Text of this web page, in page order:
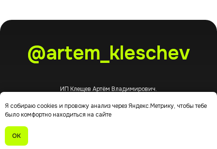
Я собираю cookies и провожу анализ через Яндекс.Метрику, чтобы тебе
было комфортно находиться на сайте
ОК
ИП Клещев Артём Владимирович.
ИНН 590619306115
г. Пермь
@artem_kleschev